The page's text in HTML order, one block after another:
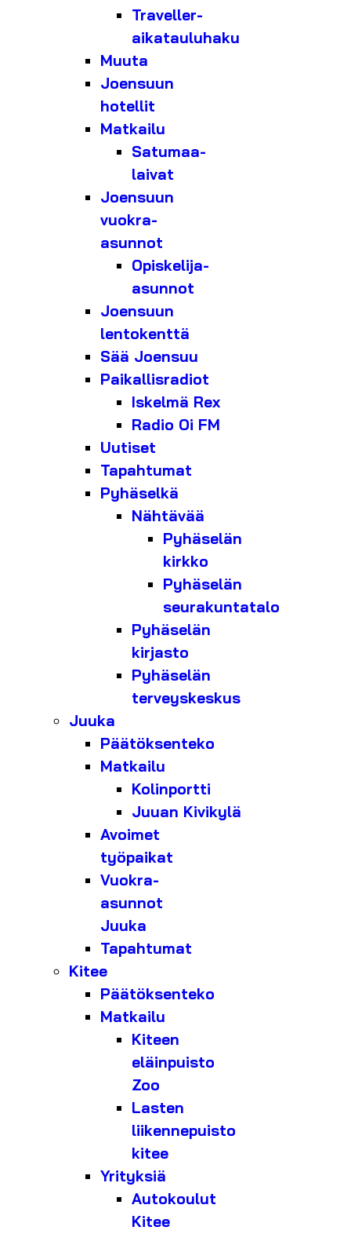
Traveller-
aikatauluhaku
Muuta
Joensuun
hotellit
Matkailu
Satumaa-
laivat
Joensuun
vuokra-
asunnot
Opiskelija-
asunnot
Joensuun
lentokenttä
Sää Joensuu
Paikallisradiot
Iskelmä Rex
Radio Oi FM
Uutiset
Tapahtumat
Pyhäselkä
Nähtävää
Pyhäselän
kirkko
Pyhäselän
seurakuntatalo
Pyhäselän
kirjasto
Pyhäselän
terveyskeskus
Juuka
Päätöksenteko
Matkailu
Kolinportti
Juuan Kivikylä
Avoimet
työpaikat
Vuokra-
asunnot
Juuka
Tapahtumat
Kitee
Päätöksenteko
Matkailu
Kiteen
eläinpuisto
Zoo
Lasten
liikennepuisto
kitee
Yrityksiä
Autokoulut
Kitee